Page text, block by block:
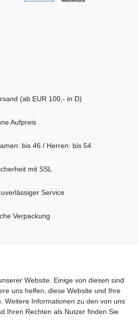
(ab EUR 100,- in D)
Aufpreis
bis 46 / Herren: bis 54
mit SSL
Service
Verpackung
anmelden und 5€ Gutschein
>
Website. Einige von diesen sind
uns helfen, diese Website und Ihre
Weitere Informationen zu den von uns
Ihren Rechten als Nutzer finden Sie